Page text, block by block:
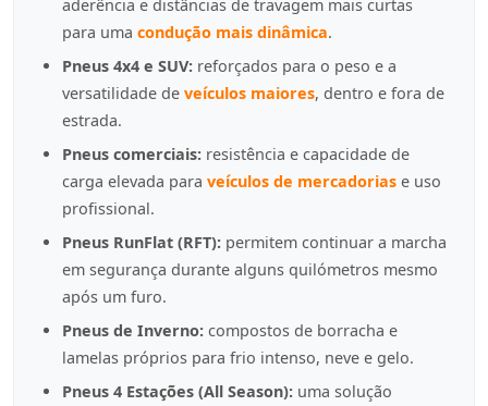
aderência e distâncias de travagem mais curtas
para uma condução mais dinâmica.
Pneus 4x4 e SUV: reforçados para o peso e a
versatilidade de veículos maiores, dentro e fora de
estrada.
Pneus comerciais: resistência e capacidade de
carga elevada para veículos de mercadorias e uso
profissional.
Pneus RunFlat (RFT): permitem continuar a marcha
em segurança durante alguns quilómetros mesmo
após um furo.
Pneus de Inverno: compostos de borracha e
lamelas próprios para frio intenso, neve e gelo.
Pneus 4 Estações (All Season): uma solução